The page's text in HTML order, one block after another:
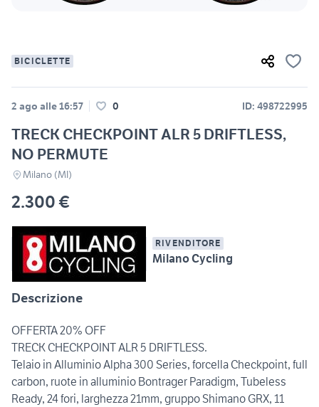
BICICLETTE
2 ago alle 16:57 0 ID: 498722995
TRECK CHECKPOINT ALR 5 DRIFTLESS,
NO PERMUTE
Milano (MI)
2.300 €
RIVENDITORE
Milano Cycling
Descrizione
OFFERTA 20% OFF
TRECK CHECKPOINT ALR 5 DRIFTLESS.
Telaio in Alluminio Alpha 300 Series, forcella Checkpoint, full
carbon, ruote in alluminio Bontrager Paradigm, Tubeless
Ready, 24 fori, larghezza 21mm, gruppo Shimano GRX, 11